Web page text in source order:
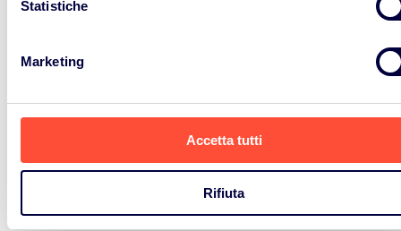
Statistiche
Marketing
Accetta tutti
Rifiuta
TONNELLATE DI RIFIUTI
ELETTRONICI RACCOLTI IN
EUROPA
Leggi L'articolo